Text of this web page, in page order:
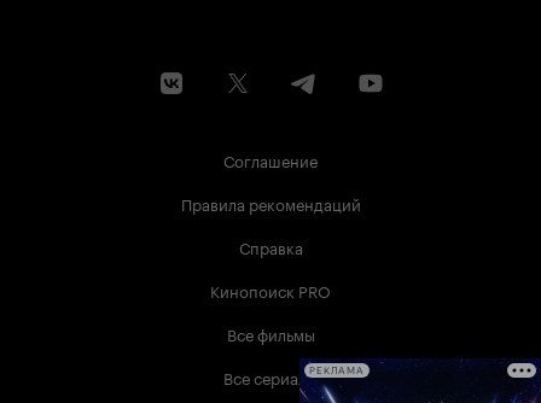
Соглашение
Правила рекомендаций
Справка
Кинопоиск PRO
Все фильмы
Все сериалыРЕКЛАМА